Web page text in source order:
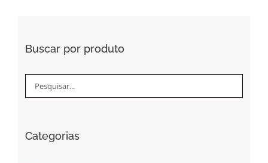
Buscar por produto
Categorias